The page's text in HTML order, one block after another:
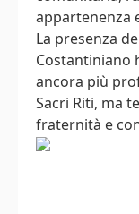
appartenenza
La presenza
Costantiniano
ancora più
Sacri Riti, ma
fraternità e